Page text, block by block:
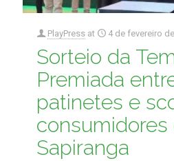
PlayPress at 4 de fevereiro
Sorteio da
Premiada
patinetes e
consumidores
Sapiranga